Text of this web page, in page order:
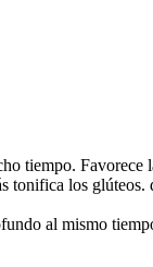
tiempo. Favorece
tonifica los
al mismo